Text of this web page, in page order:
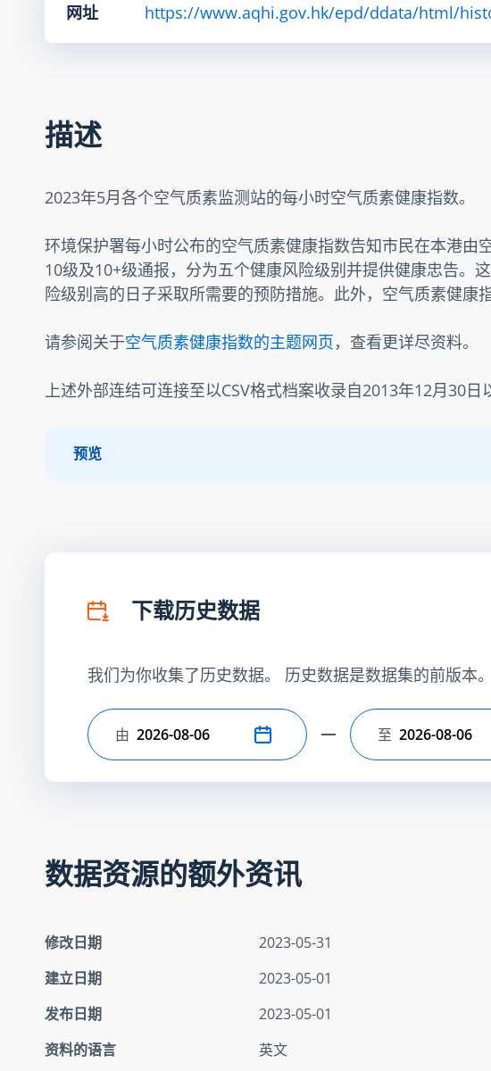
网址 https://www.aqhi.gov.hk/epd/ddata/html/
描述
2023年5月各个空气质素监测站的每小时空气质素健康指数。
环境保护署每小时公布的空气质素健康指数告知市民在本港
10级及10+级通报，分为五个健康风险级别并提供健康忠告。
险级别高的日子采取所需要的预防措施。此外，空气质素健康
请参阅关于空气质素健康指数的主题网页，查看更详尽资料。
上述外部连结可连接至以CSV格式档案收录自2013年12月30日
预览
下载历史数据
我们为你收集了历史数据。 历史数据是数据集的前版本
选择开始日期
由 选择结束日期
至
数据资源的额外资讯
修改日期
2023-05-31
建立日期
2023-05-01
发布日期
2023-05-01
资料的语言
英文